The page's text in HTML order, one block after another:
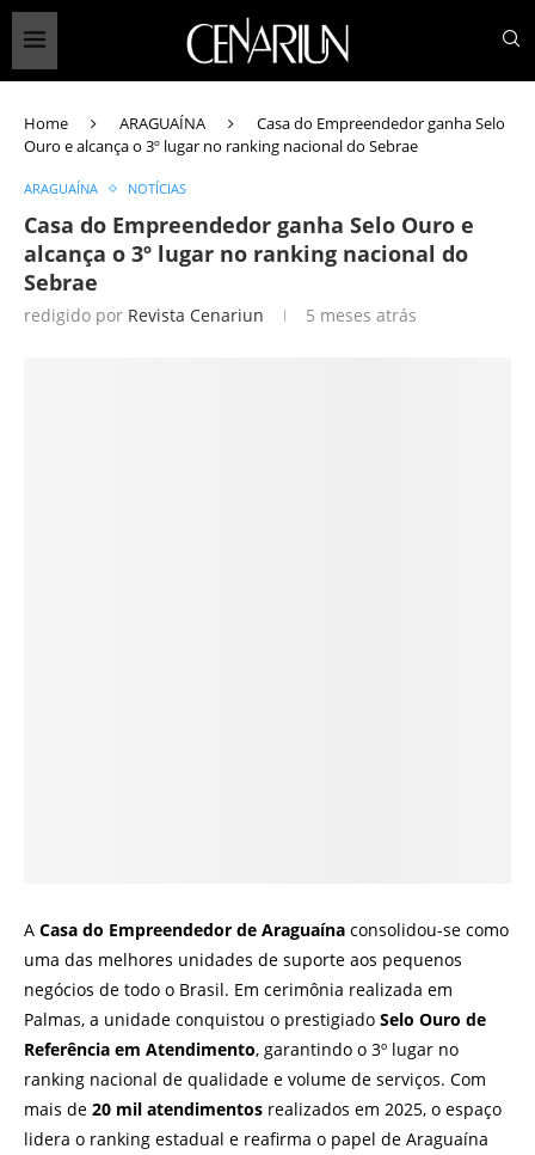
Home ARAGUAÍNA
Casa do Empreendedor ganha Selo
Ouro e alcança o 3º lugar no ranking nacional do Sebrae
ARAGUAÍNA NOTÍCIAS
Casa do Empreendedor ganha Selo Ouro e
alcança o 3º lugar no ranking nacional do
Sebrae
redigido por Revista Cenariun 5 meses atrás
A Casa do Empreendedor de Araguaína consolidou-se como
uma das melhores unidades de suporte aos pequenos
negócios de todo o Brasil. Em cerimônia realizada em
Palmas, a unidade conquistou o prestigiado Selo Ouro de
Referência em Atendimento, garantindo o 3º lugar no
ranking nacional de qualidade e volume de serviços. Com
mais de 20 mil atendimentos realizados em 2025, o espaço
lidera o ranking estadual e reafirma o papel de Araguaína